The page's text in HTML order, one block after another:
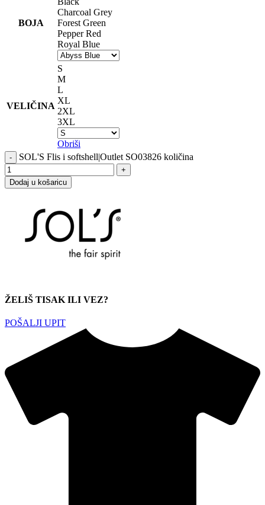
BOJA
Charcoal Grey
Forest Green
Pepper Red
Royal Blue
VELIČINA
S
M
L
XL
2XL
3XL
Obriši
SOL'S Flis i softshell|Outlet SO03826 količina
Dodaj u košaricu
ŽELIŠ TISAK ILI VEZ?
POŠALJI UPIT